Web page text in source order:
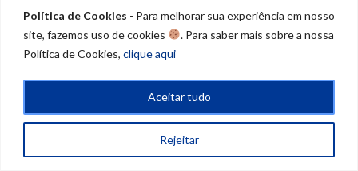
Política de Cookies - Para melhorar sua experiência em nosso
site, fazemos uso de cookies
. Para saber mais sobre a nossa
Política de Cookies, clique aqui
Rejeitar
Aceitar tudo